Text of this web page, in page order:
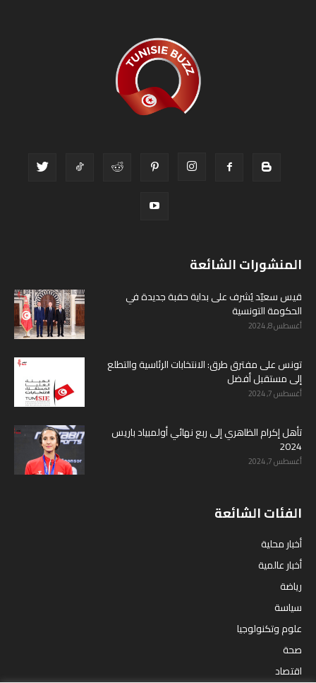
المنشورات الشائعة
قيس سعيّد يُشرف على بداية حقبة جديدة في
الحكومة التونسية
أغسطس 8, 2024
تونس على مفترق طرق: الانتخابات الرئاسية والتطلع
إلى مستقبل أفضل
أغسطس 7, 2024
تأهل إكرام الظاهري إلى ربع نهائي أولمبياد باريس
2024
أغسطس 7, 2024
الفئات الشائعة
أخبار محلية
أخبار عالمية
رياضة
سياسة
علوم وتكنولوجيا
صحة
اقتصاد